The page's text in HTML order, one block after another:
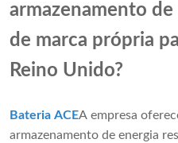
armazenamento de
de marca própria
Reino Unido?
Bateria ACEA empresa
armazenamento de energia